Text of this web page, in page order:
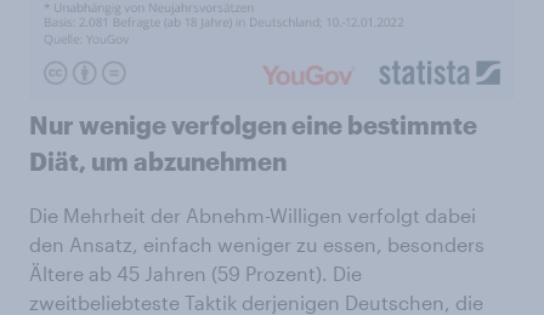
Nur wenige verfolgen eine bestimmte
Diät, um abzunehmen
Die Mehrheit der Abnehm-Willigen verfolgt dabei
den Ansatz, einfach weniger zu essen, besonders
Ältere ab 45 Jahren (59 Prozent). Die
zweitbeliebteste Taktik derjenigen Deutschen, die